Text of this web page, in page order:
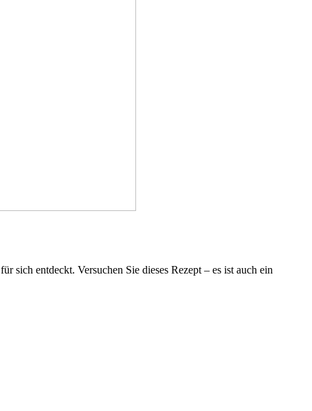
sich entdeckt. Versuchen Sie dieses Rezept – es ist auch ein